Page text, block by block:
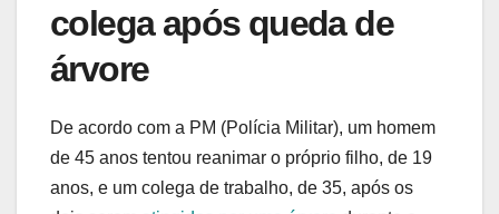
colega após queda de
árvore
De acordo com a PM (Polícia Militar), um homem
de 45 anos tentou reanimar o próprio filho, de 19
anos, e um colega de trabalho, de 35, após os